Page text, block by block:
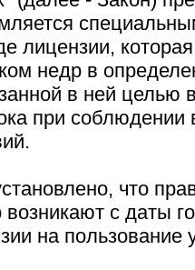
лицензии,
недр в
в ней целью
при
что
с даты
на пользование